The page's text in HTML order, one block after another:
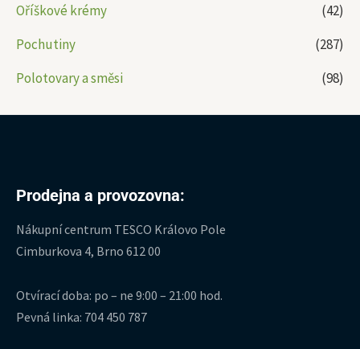
Oříškové krémy
(42)
Pochutiny
(287)
Polotovary a směsi
(98)
Prodejna a provozovna:
Nákupní centrum TESCO Královo Pole
Cimburkova 4, Brno 612 00
Otvírací doba: po – ne 9:00 – 21:00 hod.
Pevná linka: 704 450 787